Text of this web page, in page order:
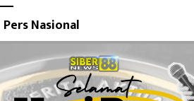
Nasional